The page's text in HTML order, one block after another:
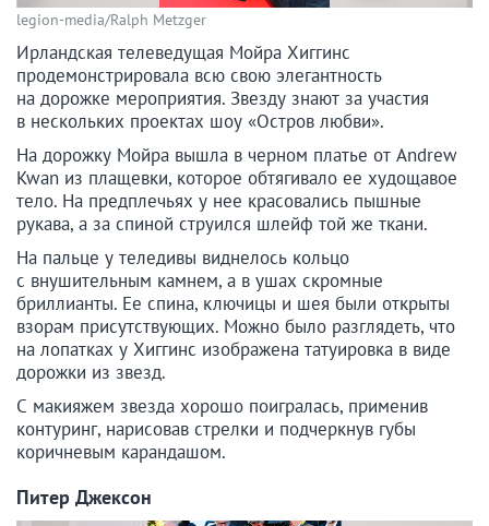
legion-media/Ralph Metzger
Ирландская телеведущая Мойра Хиггинс
продемонстрировала всю свою элегантность
на дорожке мероприятия. Звезду знают за участия
в нескольких проектах шоу «Остров любви».
На дорожку Мойра вышла в черном платье от Andrew
Kwan из плащевки, которое обтягивало ее худощавое
тело. На предплечьях у нее красовались пышные
рукава, а за спиной струился шлейф той же ткани.
На пальце у теледивы виднелось кольцо
с внушительным камнем, а в ушах скромные
бриллианты. Ее спина, ключицы и шея были открыты
взорам присутствующих. Можно было разглядеть, что
на лопатках у Хиггинс изображена татуировка в виде
дорожки из звезд.
С макияжем звезда хорошо поигралась, применив
контуринг, нарисовав стрелки и подчеркнув губы
коричневым карандашом.
Питер Джексон